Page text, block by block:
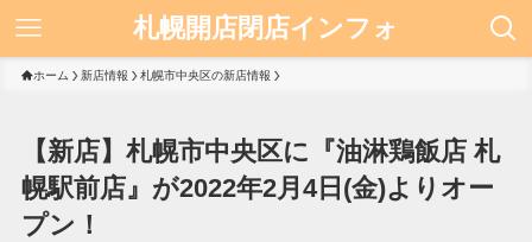
札幌開店閉店インフォ
ホーム 新店情報 札幌市中央区の新店情報
【新店】札幌市中央区に『油淋鶏飯店 札
幌駅前店』が2022年2月4日(金)よりオー
プン！